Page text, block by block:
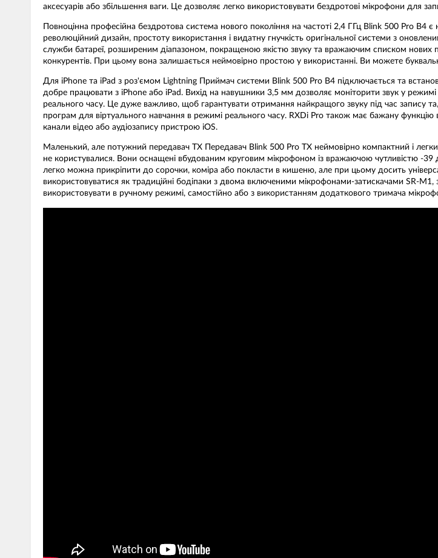
аксесуарів або збільшення ваги. Це дозволяє легко використовувати бездротові мікрофони для
Повноцінна професійна бездротова система нового покоління на частоті 2,4 ГГц Blink 500 Pro
революційний дизайн, простоту використання і видатну гнучкість оригінальної системи з
служби батареї, розширеним діапазоном, покращеною якістю звуку та вражаючим списком нових
конкурентів. При цьому вона залишається неймовірно простою у використанні. Ви можете
Для iPhone та iPad з роз'ємом Lightning Приймач системи Blink 500 Pro B4 підключається та
добре працювати з iPhone або iPad. Вихід на навушники 3,5 мм дозволяє моніторити звук у
реального часу. Це дуже важливо, щоб гарантувати отримання найкращого звуку під час запису та,
програм для віртуального навчання в режимі реального часу. RXDi Pro також має бажану
канали відео або аудіозапису пристрою iOS.
Маленький, але потужний передавач TX Передавач Blink 500 Pro TX неймовірно компактний і
не користувалися. Вони оснащені вбудованим круговим мікрофоном із вражаючою чутливістю -39
легко можна прикріпити до сорочки, коміра або покласти в кишеню, але при цьому досить
використовуватися як традиційні бодіпаки з двома включеними мікрофонами-затискачами SR-
використовувати в ручному режимі, самостійно або з використанням додаткового тримача